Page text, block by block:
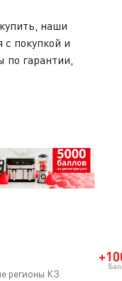
наши
с покупкой и
по гарантии,
регионы КЗ